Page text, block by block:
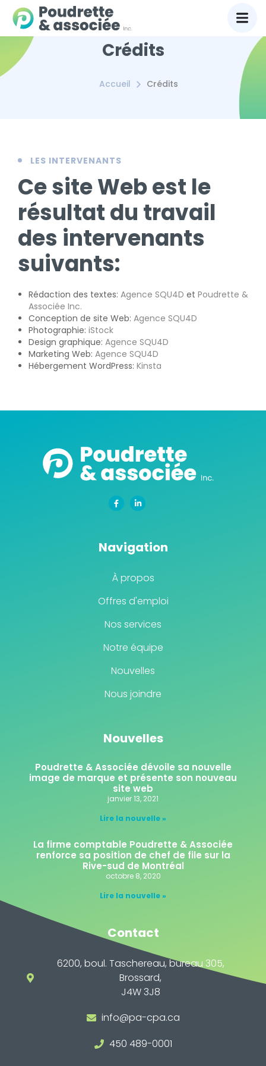
Crédits
Accueil Crédits
LES INTERVENANTS
Ce site Web est le
résultat du travail
des intervenants
suivants:
Rédaction des textes: Agence SQU4D et Poudrette &
Associée Inc.
Conception de site Web: Agence SQU4D
Photographie: iStock
Design graphique: Agence SQU4D
Marketing Web: Agence SQU4D
Hébergement WordPress: Kinsta
Navigation
À propos
Offres d'emploi
Nos services
Notre équipe
Nouvelles
Nous joindre
Nouvelles
Poudrette & Associée dévoile sa nouvelle
image de marque et présente son nouveau
site web
janvier 13, 2021
Lire la nouvelle »
La firme comptable Poudrette & Associée
renforce sa position de chef de file sur la
Rive-sud de Montréal
octobre 8, 2020
Lire la nouvelle »
Contact
6200, boul. Taschereau, bureau 305,
Brossard,
J4W 3J8
info@pa-cpa.ca
450 489-0001